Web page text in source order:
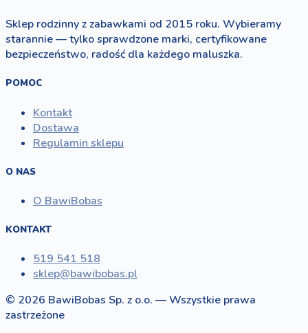
Sklep rodzinny z zabawkami od 2015 roku. Wybieramy
starannie — tylko sprawdzone marki, certyfikowane
bezpieczeństwo, radość dla każdego maluszka.
POMOC
Kontakt
Dostawa
Regulamin sklepu
O NAS
O BawiBobas
KONTAKT
519 541 518
sklep@bawibobas.pl
© 2026 BawiBobas Sp. z o.o. — Wszystkie prawa
zastrzeżone